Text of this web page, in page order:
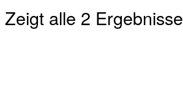
Zeigt alle 2 Ergebnisse